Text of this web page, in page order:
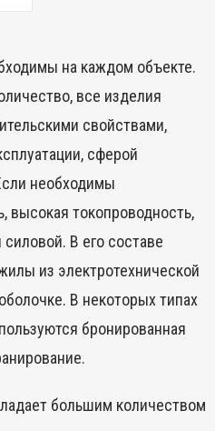
на каждом объекте.
все изделия
свойствами,
сферой
необходимы
высокая токопроводность,
В его составе
из электротехнической
В некоторых типах
бронированная
большим количеством